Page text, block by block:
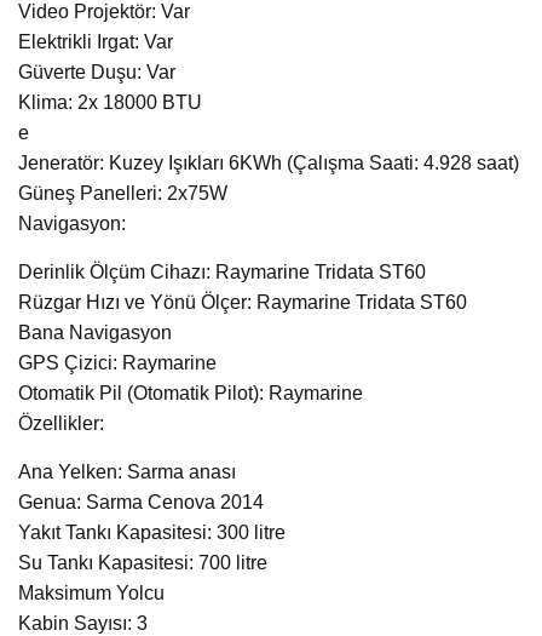
Video Projektör: Var
Elektrikli Irgat: Var
Güverte Duşu: Var
Klima: 2x 18000 BTU
e
Jeneratör: Kuzey Işıkları 6KWh (Çalışma Saati: 4.928 saat)
Güneş Panelleri: 2x75W
Navigasyon:
Derinlik Ölçüm Cihazı: Raymarine Tridata ST60
Rüzgar Hızı ve Yönü Ölçer: Raymarine Tridata ST60
Bana Navigasyon
GPS Çizici: Raymarine
Otomatik Pil (Otomatik Pilot): Raymarine
Özellikler:
Ana Yelken: Sarma anası
Genua: Sarma Cenova 2014
Yakıt Tankı Kapasitesi: 300 litre
Su Tankı Kapasitesi: 700 litre
Maksimum Yolcu
Kabin Sayısı: 3